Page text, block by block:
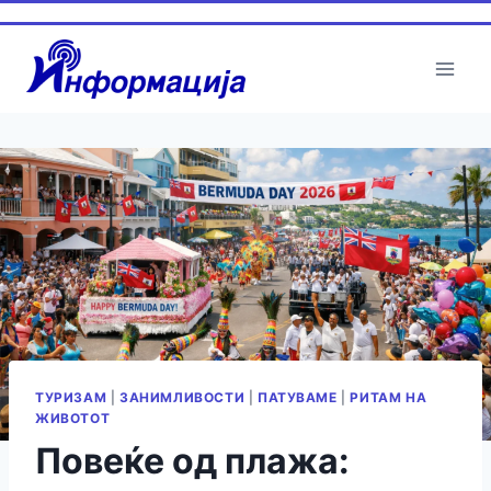
content
ТУРИЗАМ ЗАНИМЛИВОСТИ ПАТУВАМЕ |РИТАМ НА
ЖИВОТОТ
Повеќе од плажа: